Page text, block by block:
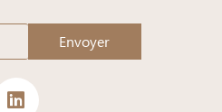
Envoyer